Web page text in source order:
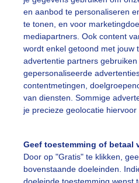
en aanbod te personaliseren
te tonen, en voor
mediapartners. Ook content
wordt enkel getoond met jouw
advertentie partners
gepersonaliseerde
contentmetingen,
van diensten. Sommige
je precieze geolocatie hiervoor
Geef toestemming of betaal
Door op "Gratis" te klikken,
bovenstaande doeleinden.
slideshow